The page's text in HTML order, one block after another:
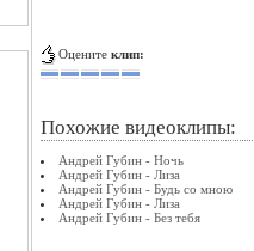
Оцените клип:
Похожие видеоклипы:
Андрей Губин - Ночь
Андрей Губин - Лиза
Андрей Губин - Будь со мною
Андрей Губин - Лиза
Андрей Губин - Без тебя